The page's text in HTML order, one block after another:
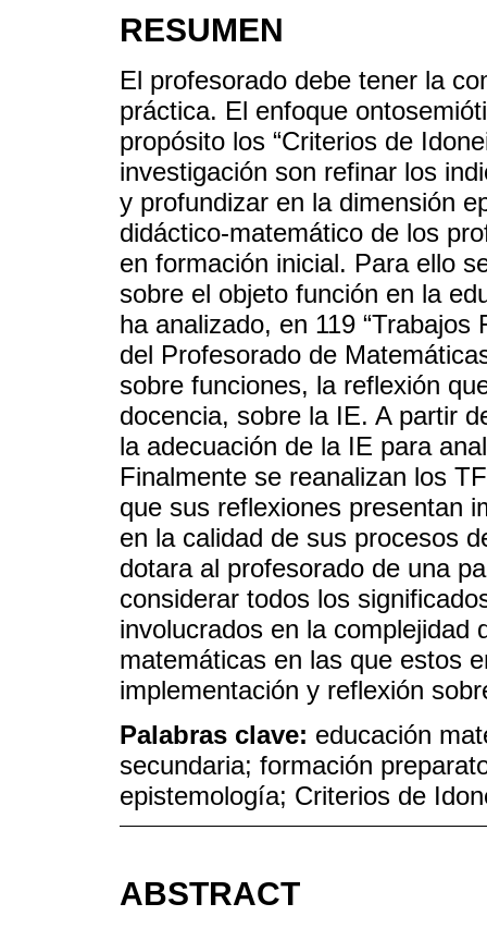
RESUMEN
El profesorado debe tener la
práctica. El enfoque
propósito los “Criterios de
investigación son refinar los
y profundizar en la dimensión
didáctico-matemático de los
en formación inicial. Para ello
sobre el objeto función en la
ha analizado, en 119
del Profesorado de
sobre funciones, la reflexión
docencia, sobre la IE. A partir
la adecuación de la IE para
Finalmente se reanalizan los
que sus reflexiones presentan
en la calidad de sus procesos
dotara al profesorado de una
considerar todos los
involucrados en la complejidad
matemáticas en las que estos
implementación y reflexión
Palabras clave: educación
secundaria; formación
epistemología; Criterios de
ABSTRACT